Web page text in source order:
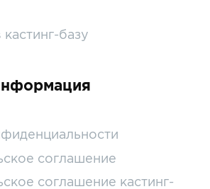
базу
соглашение
соглашение кастинг-